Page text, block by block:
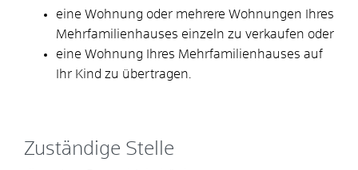
eine Wohnung oder mehrere Wohnungen Ihres
Mehrfamilienhauses einzeln zu verkaufen oder
eine Wohnung Ihres Mehrfamilienhauses auf
Ihr Kind zu übertragen.
Zuständige Stelle